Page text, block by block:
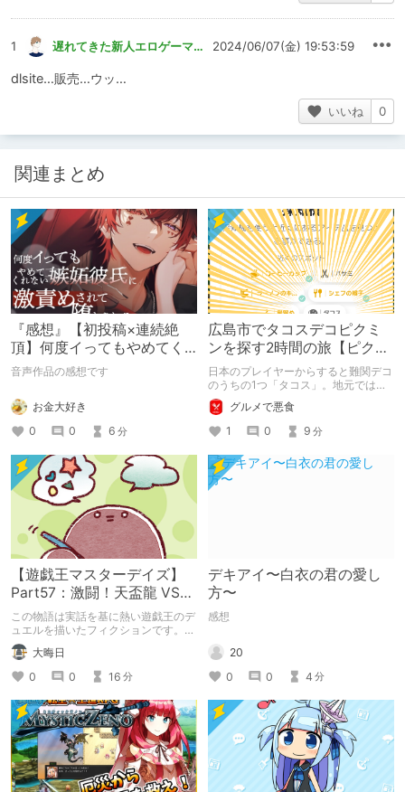
1 遅れてきた新人エロゲーマー 2024/06/07(金) 19:53:59
dlsite…販売…ウッ…
いいね 0
関連まとめ
『感想』【初投稿×連続絶
頂】何度イってもやめてく
れない嫉妬彼氏に激責めさ
音声作品の感想です
お金大好き
0
0 6 分
広島市でタコスデコピクミ
ンを探す2時間の旅【ピクミ
ンブルーム / Pikmin
Bloom】
日本のプレイヤーからすると難関デコ
のうちの1つ「タコス」。地元では見
つけられなかった男が広島で探す旅を
お送りします。ねくすと5月のテーマ
「お出かけの記録」。
グルメで悪食
1
0 9 分
【遊戯王マスターデイズ】
Part57：激闘！天盃龍 VS
千年D【架空デュエル】
この物語は実話を基に熱い遊戯王のデ
ュエルを描いたフィクションです。
（自分用メモ：2025-05-14）
大晦日
0
0 16 分
デキアイ〜白衣の君の愛し
方〜
感想
20
0
0 4 分